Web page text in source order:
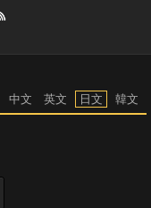
中文 英文 日文 韓文